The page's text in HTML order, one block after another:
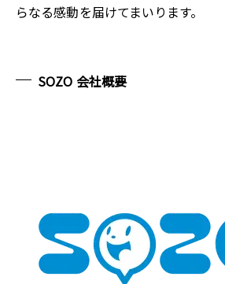
らなる感動を届けてまいります。
SOZO 会社概要